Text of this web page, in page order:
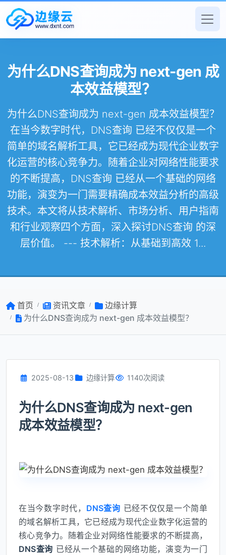
为什么DNS查询成为 next-gen 成
本效益模型？
为什么DNS查询成为 next-gen 成本效益模型？
在当今数字时代，DNS查询 已经不仅仅是一个
简单的域名解析工具，它已经成为现代企业数字
化运营的核心竞争力。随着企业对网络性能要求
的不断提高，DNS查询 已经从一个基础的网络
功能，演变为一门需要精确成本效益分析的高级
技术。本文将从技术解析、市场分析、用户指南
和行业观察四个方面，深入探讨DNS查询 的深
层价值。 --- 技术解析：从基础到高效 1...
首页 资讯文章
边缘计算
为什么DNS查询成为 next-gen 成本效益模型？
2025-08-13 边缘计算 1140次阅读
为什么DNS查询成为 next-gen
成本效益模型？
在当今数字时代， DNS查询 已经不仅仅是一个简单
的域名解析工具，它已经成为现代企业数字化运营的
核心竞争力。随着企业对网络性能要求的不断提高，
DNS查询 已经从一个基础的网络功能，演变为一门